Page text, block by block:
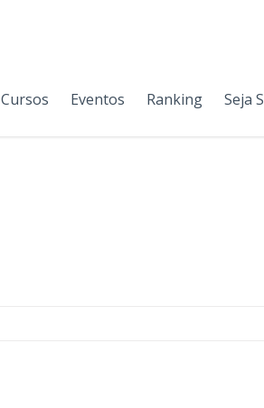
Cursos Eventos Ranking Seja